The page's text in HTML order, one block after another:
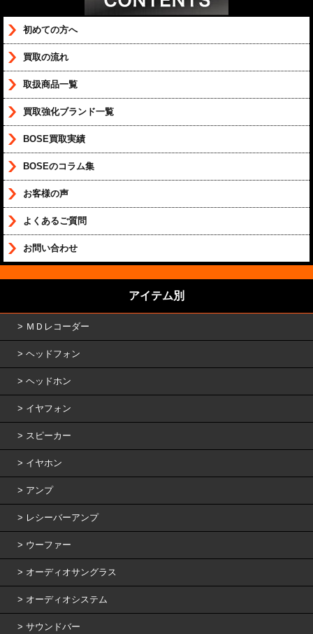
初めての方へ
買取の流れ
取扱商品一覧
買取強化ブランド一覧
BOSE買取実績
BOSEのコラム集
お客様の声
よくあるご質問
お問い合わせ
アイテム別
ＭＤレコーダー
ヘッドフォン
ヘッドホン
イヤフォン
スピーカー
イヤホン
アンプ
レシーバーアンプ
ウーファー
オーディオサングラス
オーディオシステム
サウンドバー